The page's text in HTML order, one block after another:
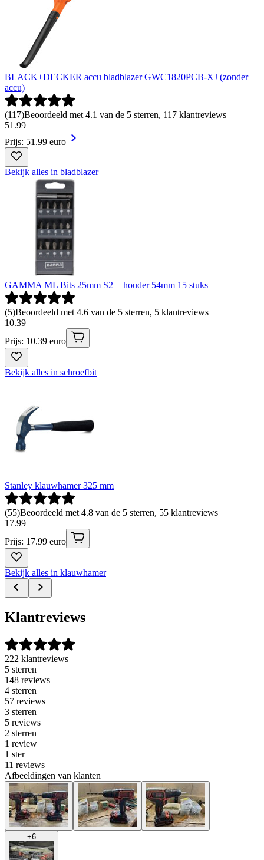
BLACK+DECKER accu bladblazer GWC1820PCB-XJ (zonder
accu)
(117)Beoordeeld met 4.1 van de 5 sterren, 117 klantreviews
51 .99
Prijs: 51.99 euro
Bekijk alles in bladblazer
GAMMA ML Bits 25mm S2 + houder 54mm 15 stuks
(5)Beoordeeld met 4.6 van de 5 sterren, 5 klantreviews
10.39
Prijs: 10.39 euro
Bekijk alles in schroefbit
Stanley klauwhamer 325 mm
(55)Beoordeeld met 4.8 van de 5 sterren, 55 klantreviews
17.99
Prijs: 17.99 euro
Bekijk alles in klauwhamer
Klantreviews
222 klantreviews
5 sterren
148 reviews
4 sterren
57 reviews
3 sterren
5 reviews
2 sterren
1 review
1 ster
11 reviews
Afbeeldingen van klanten
+6